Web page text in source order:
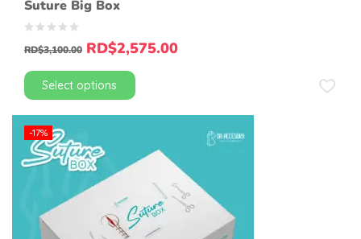
Suture Big Box
RD$3,100.00 RD$2,575.00
Select options
-17%